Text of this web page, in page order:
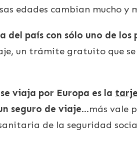
edades cambian mucho y
del país con sólo uno de los
un trámite gratuito que
viaja por Europa es la
seguro de viaje…más vale
de la seguridad